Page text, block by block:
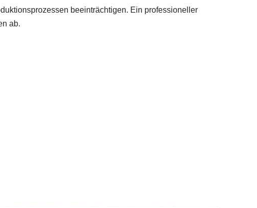
beeinträchtigen. Ein professioneller
ab.